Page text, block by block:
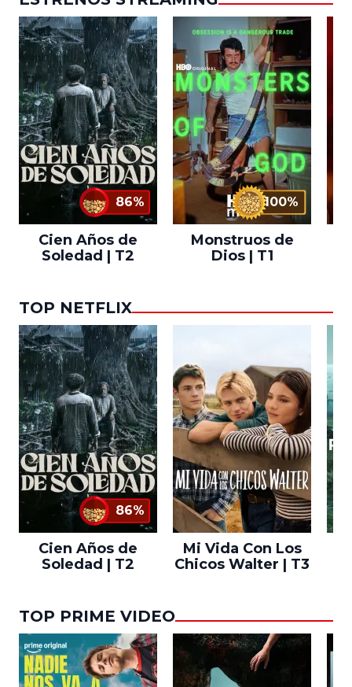
86%
Cien Años de
Soledad | T2
100%
Monstruos de
Dios | T1
TOP NETFLIX
86%
Cien Años de
Soledad | T2
Mi Vida Con Los
Chicos Walter | T3
TOP PRIME VIDEO